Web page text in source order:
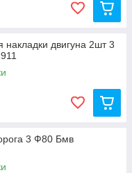
накладки двигуна 2шт 3
3 Ф80 Бмв